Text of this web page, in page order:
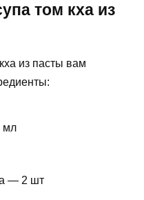
том кха из
из пасты вам
мл
— 2 шт